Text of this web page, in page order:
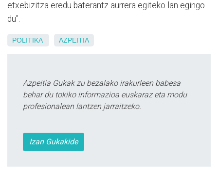
etxebizitza eredu baterantz aurrera egiteko lan egingo
du”.
POLITIKA AZPEITIA
Azpeitia Gukak zu bezalako irakurleen babesa
behar du tokiko informazioa euskaraz eta modu
profesionalean lantzen jarraitzeko.
Izan Gukakide